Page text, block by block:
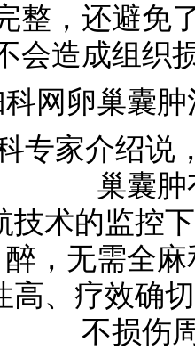
整，还避免
会造成组织
网卵巢囊
专家介绍说
巢囊
术的监控下
醉，无需全
、疗效确切
不损伤